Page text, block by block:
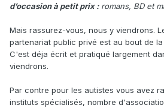
d’occasion à petit prix :romans, BD et
Mais rassurez-vous, nous y viendrons.
partenariat public privé est au bout de
C'est déja écrit et pratiqué largement
viendrons.
Par contre pour les autistes vous avez
instituts spécialisés, nombre